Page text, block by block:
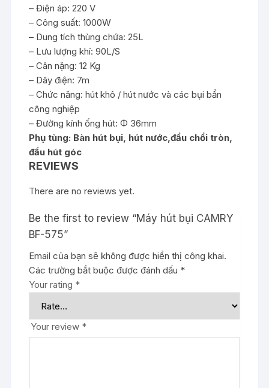
– Điện áp: 220 V
– Công suất: 1000W
– Dung tích thùng chứa: 25L
– Lưu lượng khí: 90L/S
– Cân nặng: 12 Kg
– Dây điện: 7m
– Chức năng: hút khô / hút nước và các bụi bẩn
công nghiệp
– Đường kính ống hút: Φ 36mm
Phụ tùng: Bàn hút bụi, hút nước,đầu chổi tròn,
đầu hút góc
REVIEWS
There are no reviews yet.
Be the first to review “Máy hút bụi CAMRY
BF-575”
Email của bạn sẽ không được hiển thị công khai.
Các trường bắt buộc được đánh dấu *
Your rating *
Your review *